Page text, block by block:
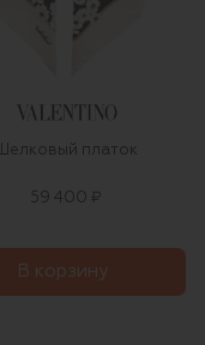
платок
59 400 ₽
В корзину